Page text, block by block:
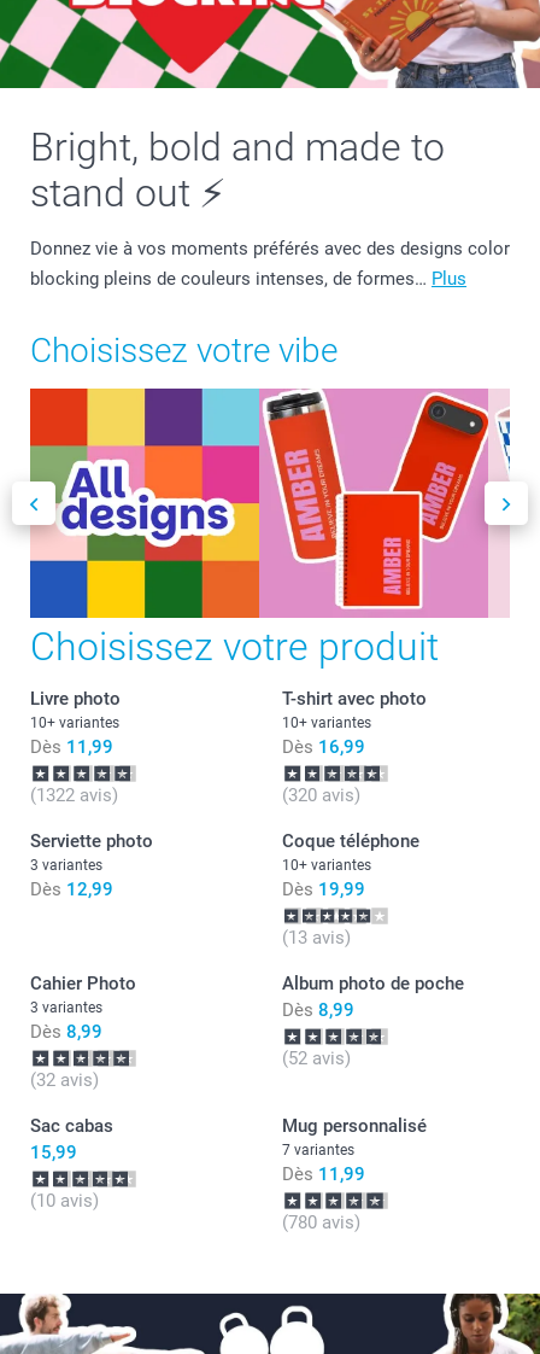
Bright, bold and made to
stand out ⚡
Donnez vie à vos moments préférés avec des designs color
blocking pleins de couleurs intenses, de formes… Plus
Choisissez votre vibe
Choisissez votre produit
Livre photo
10+ variantes
Dès 11,99
(1322 avis)
T-shirt avec photo
10+ variantes
Dès 16,99
(320 avis)
Serviette photo
3 variantes
Dès 12,99
Coque téléphone
10+ variantes
Dès 19,99
(13 avis)
Cahier Photo
3 variantes
Dès 8,99
(32 avis)
Album photo de poche
Dès 8,99
(52 avis)
Sac cabas
15,99
(10 avis)
Mug personnalisé
7 variantes
Dès 11,99
(780 avis)